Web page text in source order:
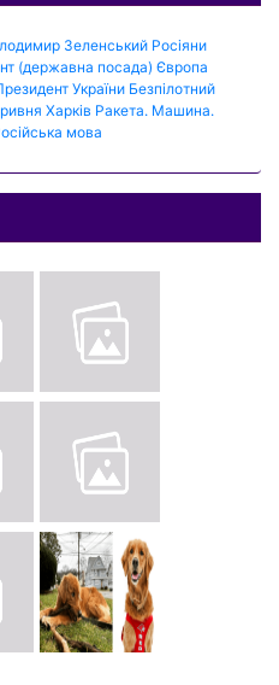
Зеленський Росіяни
(державна посада) Європа
України Безпілотний
Харків Ракета. Машина.
мова